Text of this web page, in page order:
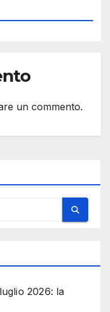
un commento.
2026: la